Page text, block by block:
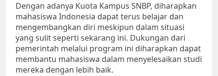
Dengan adanya Kuota Kampus SNBP, diharapkan
mahasiswa Indonesia dapat terus belajar dan
mengembangkan diri meskipun dalam situasi
yang sulit seperti sekarang ini. Dukungan dari
pemerintah melalui program ini diharapkan dapat
membantu mahasiswa dalam menyelesaikan studi
mereka dengan lebih baik.